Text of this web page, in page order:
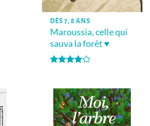
DÈS 7, 8 ANS
Maroussia, celle qui
sauva la forêt ♥